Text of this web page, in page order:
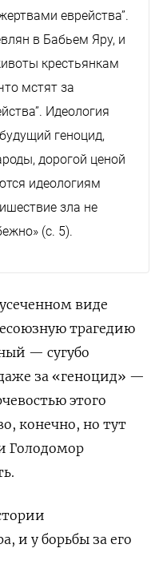
еврейства”.
в Бабьем Яру, и
крестьянкам
мстят за
Идеология
геноцид,
дорогой ценой
идеологиям
зла не
(с. 5).
виде
трагедию
— сугубо
за «геноцид» —
этого
конечно, но тут
Голодомор
и у борьбы за его